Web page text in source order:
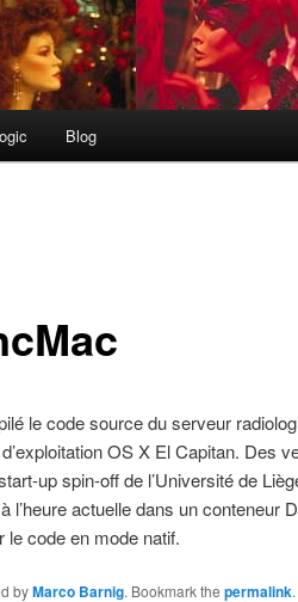
Blog
le code source du serveur
OS X El Capitan. Des
up spin-off de l’Université de
l’heure actuelle dans un conteneur
le code en mode natif.
byMarco Barnig. Bookmark the permalink.